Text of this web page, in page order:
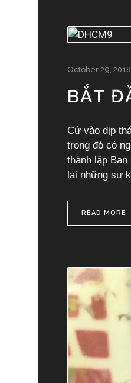
October 29, 2018
BẮT
Cứ vào dịp
trong đó có
thành lập
lại những sự
READ MORE